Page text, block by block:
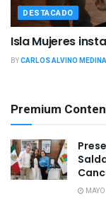
DESTACADO
Isla Mujeres
BYCARLOS ALVINO
Premium